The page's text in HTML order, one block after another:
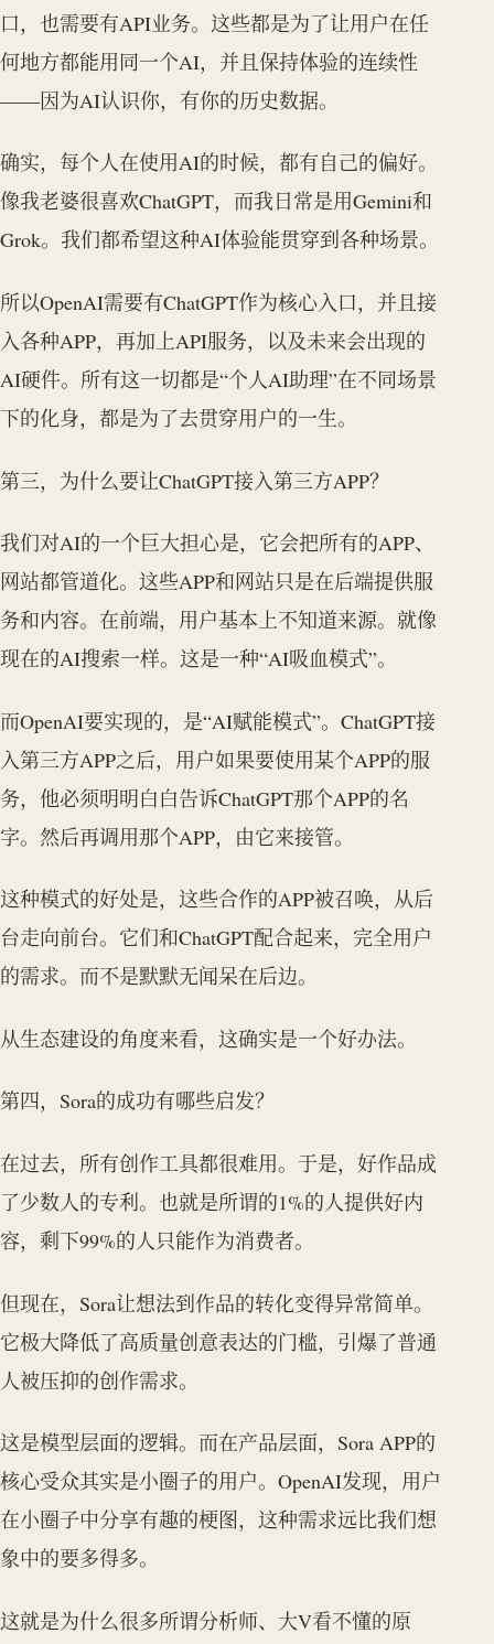
口，也需要有API业务。这些都是为了让用户在任
何地方都能用同一个AI，并且保持体验的连续性
——因为AI认识你，有你的历史数据。
确实，每个人在使用AI的时候，都有自己的偏好。
像我老婆很喜欢ChatGPT，而我日常是用Gemini和
Grok。我们都希望这种AI体验能贯穿到各种场景。
所以OpenAI需要有ChatGPT作为核心入口，并且接
入各种APP，再加上API服务，以及未来会出现的
AI硬件。所有这一切都是“个人AI助理”在不同场景
下的化身，都是为了去贯穿用户的一生。
第三，为什么要让ChatGPT接入第三方APP？
我们对AI的一个巨大担心是，它会把所有的APP、
网站都管道化。这些APP和网站只是在后端提供服
务和内容。在前端，用户基本上不知道来源。就像
现在的AI搜索一样。这是一种“AI吸血模式”。
而OpenAI要实现的，是“AI赋能模式”。ChatGPT接
入第三方APP之后，用户如果要使用某个APP的服
务，他必须明明白白告诉ChatGPT那个APP的名
字。然后再调用那个APP，由它来接管。
这种模式的好处是，这些合作的APP被召唤，从后
台走向前台。它们和ChatGPT配合起来，完全用户
的需求。而不是默默无闻呆在后边。
从生态建设的角度来看，这确实是一个好办法。
第四，Sora的成功有哪些启发？
在过去，所有创作工具都很难用。于是，好作品成
了少数人的专利。也就是所谓的1%的人提供好内
容，剩下99%的人只能作为消费者。
但现在，Sora让想法到作品的转化变得异常简单。
它极大降低了高质量创意表达的门槛，引爆了普通
人被压抑的创作需求。
这是模型层面的逻辑。而在产品层面，Sora APP的
核心受众其实是小圈子的用户。OpenAI发现，用户
在小圈子中分享有趣的梗图，这种需求远比我们想
象中的要多得多。
这就是为什么很多所谓分析师、大V看不懂的原